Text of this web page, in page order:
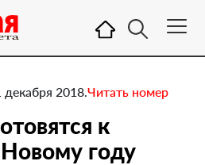
2018.Читать номер
к
году